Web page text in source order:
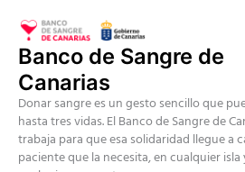
contenido
Banco de Sangre de
Canarias
Donar sangre es un gesto sencillo que
hasta tres vidas. El Banco de Sangre de
trabaja para que esa solidaridad llegue a
paciente que la necesita, en cualquier isla